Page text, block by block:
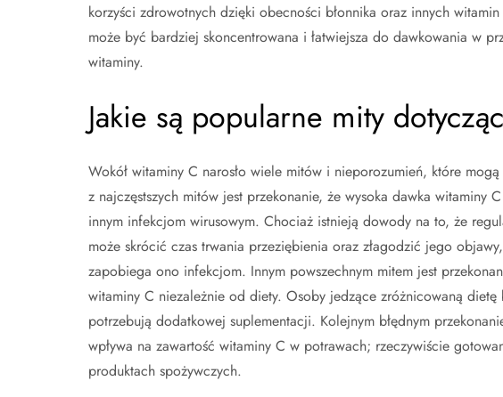
korzyści zdrowotnych dzięki obecności błonnika oraz innych
może być bardziej skoncentrowana i łatwiejsza do dawkowania w
witaminy.
Jakie są popularne mity
Wokół witaminy C narosło wiele mitów i nieporozumień, które
z najczęstszych mitów jest przekonanie, że wysoka dawka witaminy
innym infekcjom wirusowym. Chociaż istnieją dowody na to, że
może skrócić czas trwania przeziębienia oraz złagodzić jego
zapobiega ono infekcjom. Innym powszechnym mitem jest
witaminy C niezależnie od diety. Osoby jedzące zróżnicowaną
potrzebują dodatkowej suplementacji. Kolejnym błędnym
wpływa na zawartość witaminy C w potrawach; rzeczywiście
produktach spożywczych.